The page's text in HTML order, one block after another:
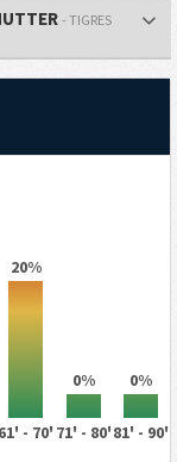
- TIGRES
20%
0% 0%
61' - 70' 71' - 80'81' - 90'